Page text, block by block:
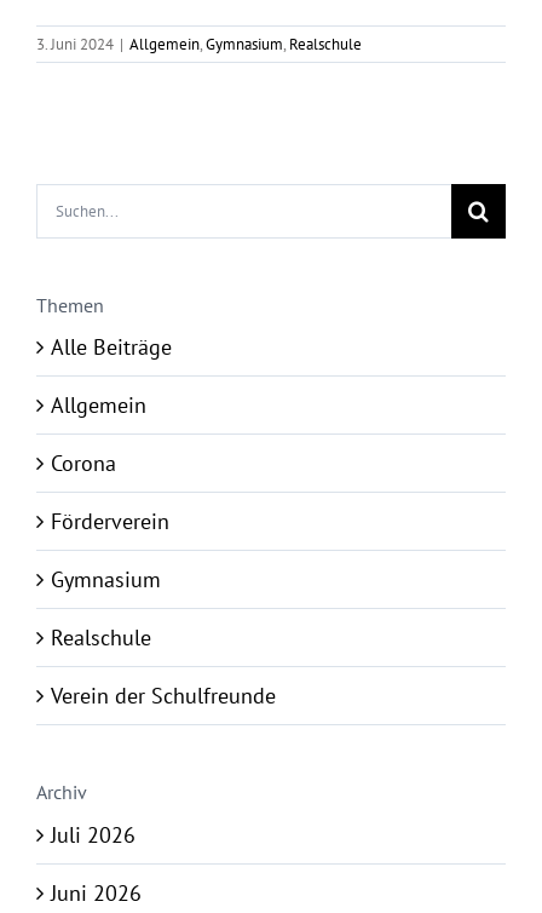
3. Juni 2024 | Allgemein,Gymnasium, Realschule
Suche
nach:
Themen
Alle Beiträge
Allgemein
Corona
Förderverein
Gymnasium
Realschule
Verein der Schulfreunde
Archiv
Juli 2026
Juni 2026